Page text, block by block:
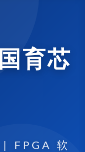
育芯
| FPGA 软